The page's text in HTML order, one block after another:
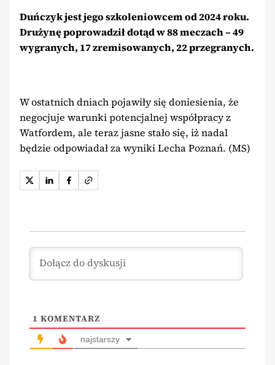
Duńczyk jest jego szkoleniowcem od 2024 roku.
Drużynę poprowadził dotąd w 88 meczach – 49
wygranych, 17 zremisowanych, 22 przegranych.
W ostatnich dniach pojawiły się doniesienia, że
negocjuje warunki potencjalnej współpracy z
Watfordem, ale teraz jasne stało się, iż nadal
będzie odpowiadał za wyniki Lecha Poznań. (MS)
1 KOMENTARZ
najstarszy